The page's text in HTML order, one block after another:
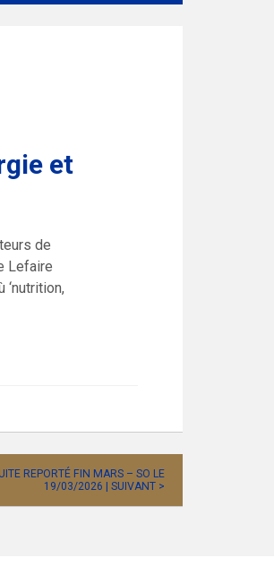
et
de
Lefaire
REPORTÉ FIN MARS – SO LE
19/03/2026 | SUIVANT >